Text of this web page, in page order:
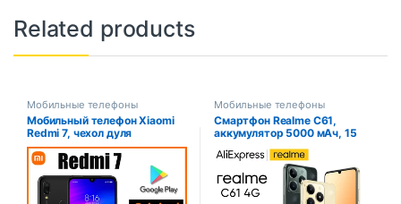
Related products
Мобильные телефоны
Мобильный телефон Xiaomi
Redmi 7, чехол дyля
телефона, мобильный
телефон с двумя SIM-
картами, сотовый телефон
Android, двойная камера,
используемый телефон
Мобильные телефоны
Смартфон Realme C61,
аккумулятор 5000 мАч, 15
Вт, SUPERVOOC Charge, 50
МП, AI-камера, дисплей 90
Гц, IP54, двигатель AI, 256
ГБ, NFC, русская версия